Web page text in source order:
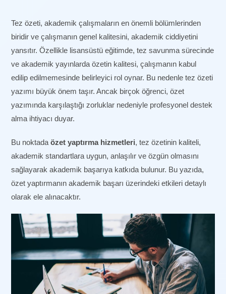
Tez özeti, akademik çalışmaların en önemli bölümlerinden
biridir ve çalışmanın genel kalitesini, akademik ciddiyetini
yansıtır. Özellikle lisansüstü eğitimde, tez savunma sürecinde
ve akademik yayınlarda özetin kalitesi, çalışmanın kabul
edilip edilmemesinde belirleyici rol oynar. Bu nedenle tez özeti
yazımı büyük önem taşır. Ancak birçok öğrenci, özet
yazımında karşılaştığı zorluklar nedeniyle profesyonel destek
alma ihtiyacı duyar.
Bu noktadaözet yaptırma hizmetleri, tez özetinin kaliteli,
akademik standartlara uygun, anlaşılır ve özgün olmasını
sağlayarak akademik başarıya katkıda bulunur. Bu yazıda,
özet yaptırmanın akademik başarı üzerindeki etkileri detaylı
olarak ele alınacaktır.